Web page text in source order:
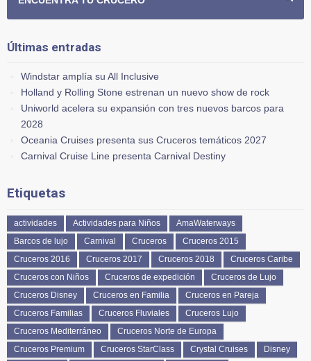
Últimas entradas
Windstar amplía su All Inclusive
Holland y Rolling Stone estrenan un nuevo show de rock
Uniworld acelera su expansión con tres nuevos barcos para
2028
Oceania Cruises presenta sus Cruceros temáticos 2027
Carnival Cruise Line presenta Carnival Destiny
Etiquetas
actividades Actividades para Niños
AmaWaterways
Barcos de lujo
Carnival Cruceros
Cruceros 2015
Cruceros 2016
Cruceros 2017 Cruceros 2018
Cruceros Caribe
Cruceros con Niños
Cruceros de expedición
Cruceros de Lujo
Cruceros Disney
Cruceros en Familia
Cruceros en Pareja
Cruceros Familias
Cruceros Fluviales
Cruceros Lujo
Cruceros Mediterráneo
Cruceros Norte de Europa
Cruceros Premium
Cruceros StarClass Crystal Cruises
Disney